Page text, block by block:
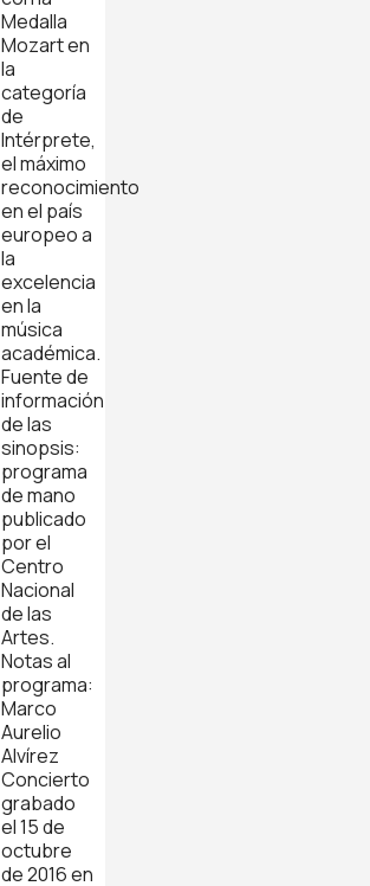
Medalla
Mozart en
la
categoría
de
Intérprete,
el máximo
reconocimiento
en el país
europeo a
la
excelencia
en la
música
académica.
Fuente de
información
de las
sinopsis:
programa
de mano
publicado
por el
Centro
Nacional
de las
Artes.
Notas al
programa:
Marco
Aurelio
Alvírez
Concierto
grabado
el 15 de
octubre
de 2016 en